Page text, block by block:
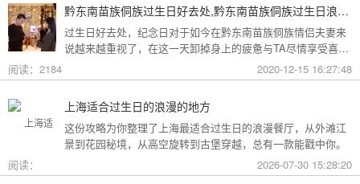
百日宴挑选酒的五大技巧，一起来看看吧~
黔东南苗族侗族过生日好去处,黔东南苗族侗族过生日浪漫餐厅
过生日好去处，纪念日对于如今在黔东南苗族侗族情侣夫妻来
说越来越重视了，在这一天卸掉身上的疲惫与TA尽情享受喜
悦，那么在黔东南苗族侗族适合去哪里过纪念日呢？下面跟着
黔东南苗族侗族纪念日策划小编一起来看看关于过生日好去处
处:http://www.muniao.com/room/410215.html黔东南苗族侗族
过生日好去处:http://www.muniao.com/room/334150.htm
阅读：2184 2020-12-15 16:27:48
上海适合过生日的浪漫的地方
这份攻略为你整理了上海最适合过生日的浪漫餐厅，从外滩江
景到花园秘境，从高空旋转到古堡穿越，总有一款能戳中你。
阅读：
2026-07-30 15:28:20